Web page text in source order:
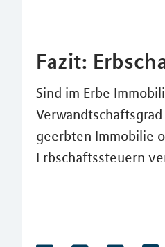
Fazit:
Sind im Erbe
geerbten Immobilie
Erbschaftssteuern